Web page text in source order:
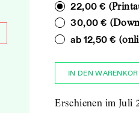
22,00 €
30,00 €
ab 12,50 €
IN DEN
Erschienen im Juli